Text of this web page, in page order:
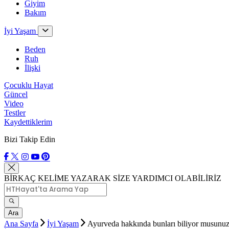
Giyim
Bakım
İyi Yaşam
Beden
Ruh
İlişki
Çocuklu Hayat
Güncel
Video
Testler
Kaydettiklerim
Bizi Takip Edin
BİRKAÇ KELİME YAZARAK SİZE YARDIMCI OLABİLİRİZ
Ara
Ana Sayfa İyi Yaşam
Ayurveda hakkında bunları biliyor